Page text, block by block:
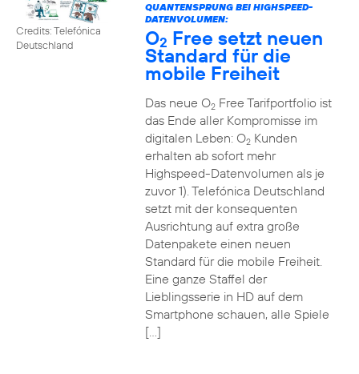
Credits: Telefónica
Deutschland
QUANTENSPRUNG BEI HIGHSPEED-
DATENVOLUMEN:
O2 Free setzt neuen
Standard für die
mobile Freiheit
Das neue O2Free Tarifportfolio ist
das Ende aller Kompromisse im
digitalen Leben: O2Kunden
erhalten ab sofort mehr
Highspeed-Datenvolumen als je
zuvor 1). Telefónica Deutschland
setzt mit der konsequenten
Ausrichtung auf extra große
Datenpakete einen neuen
Standard für die mobile Freiheit.
Eine ganze Staffel der
Lieblingsserie in HD auf dem
Smartphone schauen, alle Spiele
[…]